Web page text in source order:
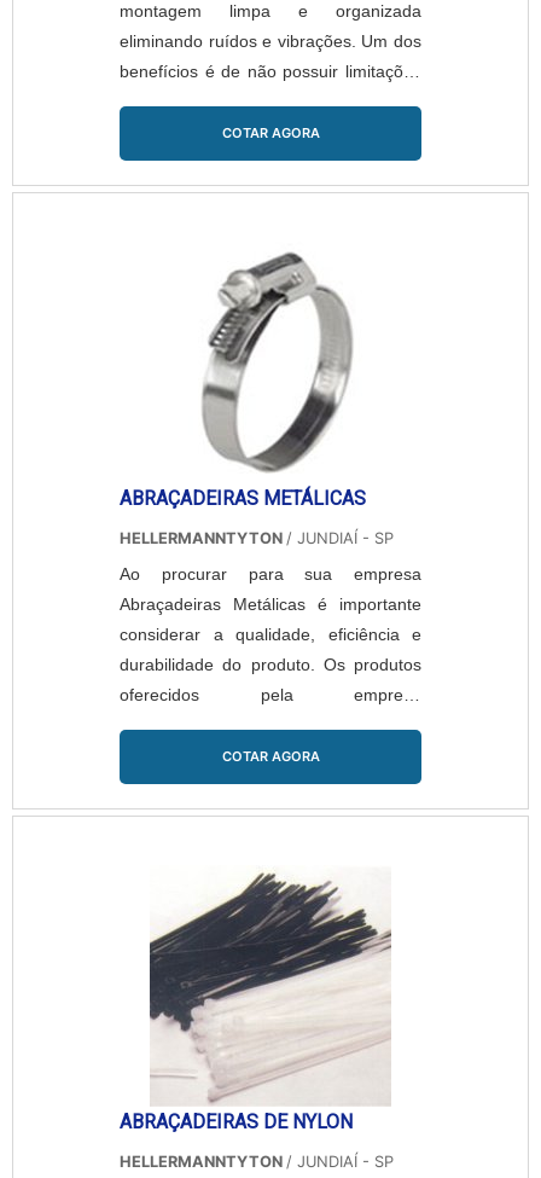
montagem limpa e organizada
eliminando ruídos e vibrações. Um dos
benefícios é de não possuir limitações
grande variedade e adaptabilidade de
dimensões disponíveis....
COTAR AGORA
ABRAÇADEIRAS METÁLICAS
HELLERMANNTYTON / JUNDIAÍ - SP
Ao procurar para sua empresa
Abraçadeiras Metálicas é importante
considerar a qualidade, eficiência e
durabilidade do produto. Os produtos
oferecidos pela empresa
da melhor escolha, pois oferecem além
de produtos como as Abraçadeiras
Metálicas, também o melhor
treinada. Peça um orçamento e confira
a qualidade de produtos como as
Abraçadeiras Metálicas da
HELLERMANNTYTON....
COTAR AGORA
ABRAÇADEIRAS DE NYLON
HELLERMANNTYTON / JUNDIAÍ - SP